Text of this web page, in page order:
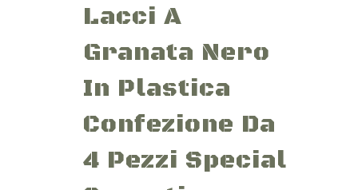
Lacci A
Granata Nero
In Plastica
Confezione Da
4 Pezzi Special